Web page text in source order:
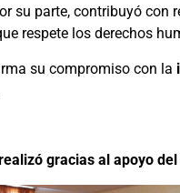
su parte, contribuyó con
respete los derechos
su compromiso con la
gracias al apoyo